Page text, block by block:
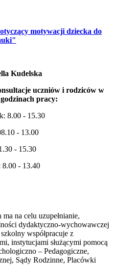
motywacji dziecka do
Kudelska
uczniów i rodziców w
pracy:
8.00 - 15.30
- 13.00
- 15.30
8.00 - 13.40
ma na celu uzupełnianie,
dydaktyczno-wychowawczej
współpracuje z
instytucjami służącymi pomocą
– Pedagogiczne,
Sądy Rodzinne, Placówki